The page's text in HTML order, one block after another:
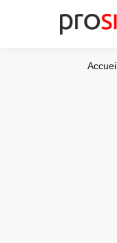
Chercher
Accueil